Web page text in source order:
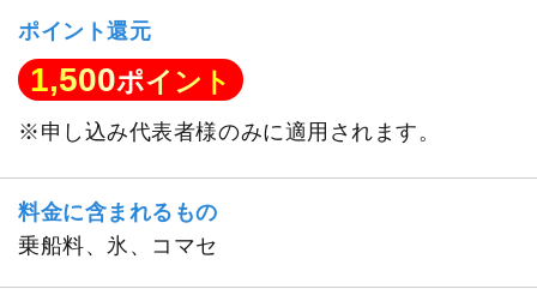
ポイント還元
1,500ポイント
※申し込み代表者様のみに適用されます。
料金に含まれるもの
乗船料、氷、コマセ